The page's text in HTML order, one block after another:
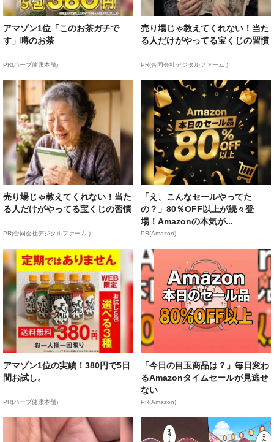
アマゾン1位「このお茶ガチで
す」噂のお茶
PR(ハーブ健康本舗)
売り場じゃ教えてくれない！当た
る人だけがやってる宝くじの習慣
PR(合同会社デジタルファーム )
売り場じゃ教えてくれない！当た
る人だけがやってる宝くじの習慣
PR(合同会社デジタルファーム )
「え、こんなセールやってた
の？」80％OFF以上が続々登
場！Amazonの本気が...
PR(Amazon)
アマゾン1位の実績！380円で5日
間お試し。
PR(ハーブ健康本舗)
「今日の目玉商品は？」毎日変わ
るAmazonタイムセールが見逃せ
ない
PR(Amazon)